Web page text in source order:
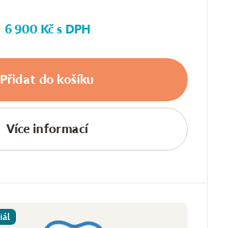
6 900 Kč s DPH
Přidat do košíku
Více informací